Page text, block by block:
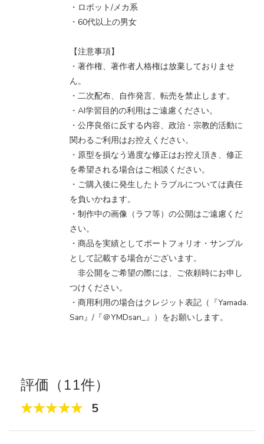
・ロボット/メカ系
・60代以上の男女
【注意事項】
・著作権、著作者人格権は放棄しておりませ
ん。
・二次配布、自作発言、転売を禁止します。
・AI学習目的の利用はご遠慮ください。
・公序良俗に反する内容、政治・宗教的活動に
関わるご利用はお控えください。
・原型を損なう過度な修正はお控え頂き、修正
を希望される場合はご相談ください。
・ご購入後に発生したトラブルについては責任
を負いかねます。
・制作中の画像（ラフ等）の公開はご遠慮くだ
さい。
・商品を実績としてポートフォリオ・サンプル
として記載する場合がございます。
非公開をご希望の際には、ご依頼時にお申し
つけください。
・商用利用の場合はクレジット表記（『Yamada.
San』/『＠YMDsan_』）をお願いします。
評価（11件）
5